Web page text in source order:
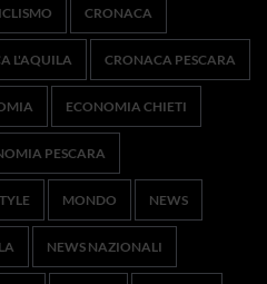
CRONACA
L'AQUILA CRONACA PESCARA
ECONOMIA CHIETI
PESCARA
MONDO NEWS
NEWS NAZIONALI